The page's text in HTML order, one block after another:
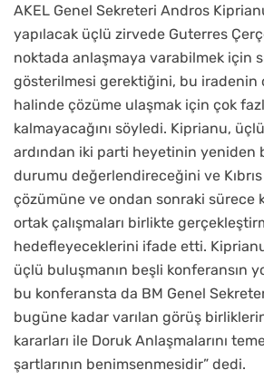
AKEL Genel Sekreteri Andros
yapılacak üçlü zirvede Guterres
noktada anlaşmaya varabilmek için
gösterilmesi gerektiğini, bu iradenin
halinde çözüme ulaşmak için çok
kalmayacağını söyledi. Kiprianu,
ardından iki parti heyetinin yeniden
durumu değerlendireceğini ve
çözümüne ve ondan sonraki sürece
ortak çalışmaları birlikte
hedefleyeceklerini ifade etti.
üçlü buluşmanın beşli konferansın
bu konferansta da BM Genel
bugüne kadar varılan görüş
kararları ile Doruk Anlaşmalarını
şartlarının benimsenmesidir” dedi.